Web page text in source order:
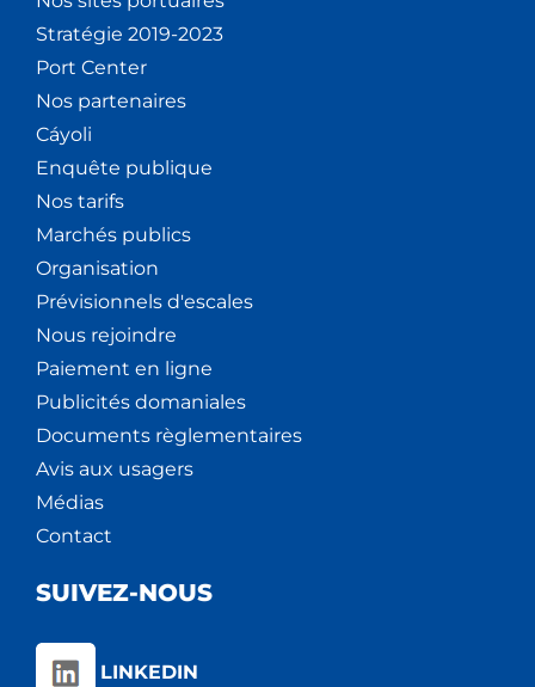
Stratégie 2019-2023
Port Center
Nos partenaires
Cáyoli
Enquête publique
Nos tarifs
Marchés publics
Organisation
Prévisionnels d'escales
Nous rejoindre
Paiement en ligne
Publicités domaniales
Documents règlementaires
Avis aux usagers
Médias
Contact
SUIVEZ-NOUS
LINKEDIN